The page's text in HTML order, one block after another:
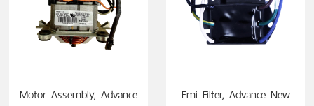
Motor Assembly, Advance
Emi Filter, Advance New